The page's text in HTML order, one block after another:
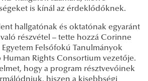
is kínál az érdeklődőknek.
hallgatónak és oktatónak egyaránt
részvétel – tette hozzá Corinne
Felsőfokú Tanulmányok
Human Rights Consortium vezetője.
hogy a program résztvevőinek